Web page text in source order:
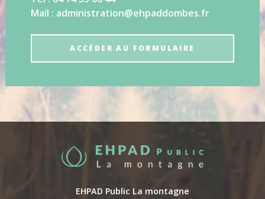
Mail : administration@ehpaddombes.fr
ACCÉDER AU FORMULAIRE
EHPAD Public La montagne